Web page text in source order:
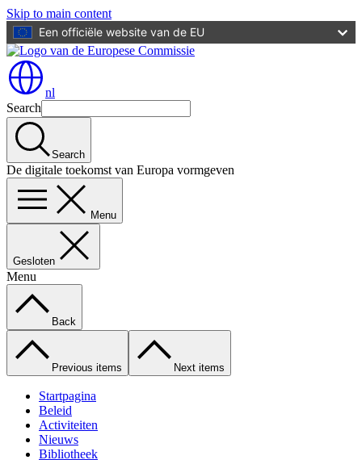
Skip to main content
Een officiële website van de EU
nl
Search
Search
De digitale toekomst van Europa vormgeven
Menu
Gesloten
Menu
Back
Previous items Next items
Startpagina
Beleid
Activiteiten
Nieuws
Bibliotheek